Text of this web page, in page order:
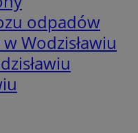
odpadów
Wodzisławiu